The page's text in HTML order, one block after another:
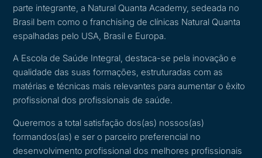
parte integrante, a Natural Quanta Academy, sedeada no
Brasil bem como o franchising de clínicas Natural Quanta
espalhadas pelo USA, Brasil e Europa.
A Escola de Saúde Integral, destaca-se pela inovação e
qualidade das suas formações, estruturadas com as
matérias e técnicas mais relevantes para aumentar o êxito
profissional dos profissionais de saúde.
Queremos a total satisfação dos(as) nossos(as)
formandos(as) e ser o parceiro preferencial no
desenvolvimento profissional dos melhores profissionais